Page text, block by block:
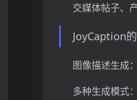
交媒体帖子、
JoyCaption
图像描述生成
多种生成模式